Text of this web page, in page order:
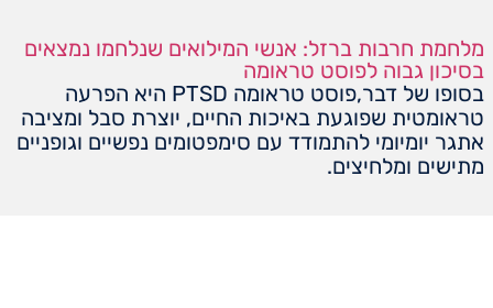
מלחמת חרבות ברזל: אנשי המילואים שנלחמו נמצאים
בסיכון גבוה לפוסט טראומה
בסופו של דבר,פוסט טראומה PTSD היא הפרעה
טראומטית שפוגעת באיכות החיים, יוצרת סבל ומציבה
אתגר יומיומי להתמודד עם סימפטומים נפשיים וגופניים
מתישים ומלחיצים.